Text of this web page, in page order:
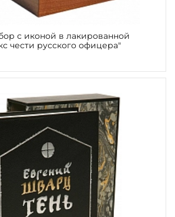
с иконой в лакированной
чести русского офицера"